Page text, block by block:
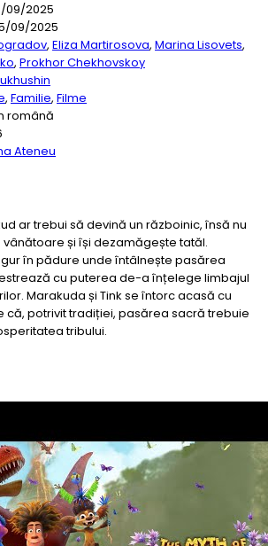
09/2025
09/2025
, Eliza Martirosova, Marina Lisovets,
, Prokhor Chekhovskoy
, Familie, Filme
română
Ateneu
ar trebui să devină un războinic, însă nu
și își dezamăgește tatăl.
în pădure unde întâlnește pasărea
cu puterea de-a înțelege limbajul
Marakuda și Tink se întorc acasă cu
că, potrivit tradiției, pasărea sacră trebuie
tribului.